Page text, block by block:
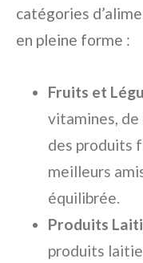
catégories
en pleine forme :
Fruits et
vitamines, de
des produits
meilleurs
équilibrée.
Produits
produits